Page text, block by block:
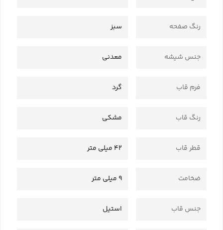
رنگ صفحه سبز
جنس شیشه معدنی
فرم قاب گرد
رنگ قاب مشکی
قطر قاب 42 میلی متر
ضخامت 9 میلی متر
جنس قاب استیل